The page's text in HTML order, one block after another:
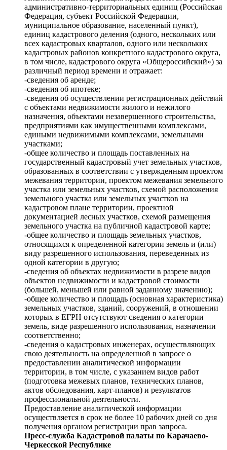
административно-территориальных единиц (Российская
Федерация, субъект Российской Федерации,
муниципальное образование, населенный пункт),
единиц кадастрового деления (одного, нескольких или
всех кадастровых кварталов, одного или нескольких
кадастровых районов конкретного кадастрового округа,
в том числе, кадастрового округа «Общероссийский») за
различный период времени и отражает:
-сведения об аренде;
-сведения об ипотеке;
-сведения об осуществлении регистрационных действий
с объектами недвижимости жилого и нежилого
назначения, объектами незавершенного строительства,
предприятиями как имущественными комплексами,
едиными недвижимыми комплексами, земельными
участками;
-общее количество и площадь поставленных на
государственный кадастровый учет земельных участков,
образованных в соответствии с утвержденным проектом
межевания территории, проектом межевания земельного
участка или земельных участков, схемой расположения
земельного участка или земельных участков на
кадастровом плане территории, проектной
документацией лесных участков, схемой размещения
земельного участка на публичной кадастровой карте;
-общее количество и площадь земельных участков,
относящихся к определенной категории земель и (или)
виду разрешенного использования, переведенных из
одной категории в другую;
-сведения об объектах недвижимости в разрезе видов
объектов недвижимости и кадастровой стоимости
(большей, меньшей или равной заданному значению);
-общее количество и площадь (основная характеристика)
земельных участков, зданий, сооружений, в отношении
которых в ЕГРН отсутствуют сведения о категории
земель, виде разрешенного использования, назначении
соответственно;
-сведения о кадастровых инженерах, осуществляющих
свою деятельность на определенной в запросе о
предоставлении аналитической информации
территории, в том числе, с указанием видов работ
(подготовка межевых планов, технических планов,
актов обследования, карт-планов) и результатов
профессиональной деятельности.
Предоставление аналитической информации
осуществляется в срок не более 10 рабочих дней со дня
получения органом регистрации прав запроса.
Пресс-служба Кадастровой палаты по Карачаево-
Черкесской Республике